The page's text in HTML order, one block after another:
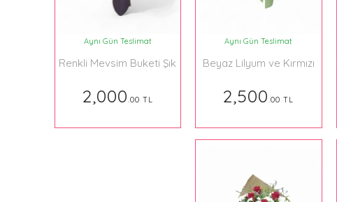
Aynı Gün Teslimat
Renkli Mevsim Buketi Şık
2,000.00 TL
Aynı Gün Teslimat
Beyaz Lilyum ve Kırmızı
2,500.00 TL